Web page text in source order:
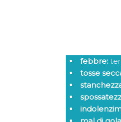
febbre:
tosse